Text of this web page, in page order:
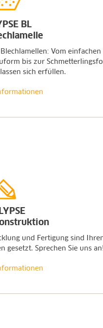
BL
Vom einfachen
bis zur
sich erfüllen.
und Fertigung sind
gesetzt. Sprechen Sie uns